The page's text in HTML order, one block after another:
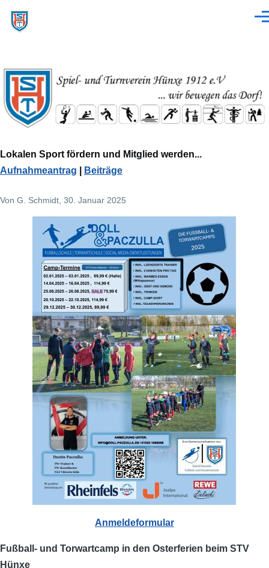
Lokalen Sport fördern und Mitglied werden...
Aufnahmeantrag
Beiträge
Von G. Schmidt , 30. Januar 2025
Anmeldeformular
Fußball- und Torwartcamp in den Osterferien beim STV
Hünxe